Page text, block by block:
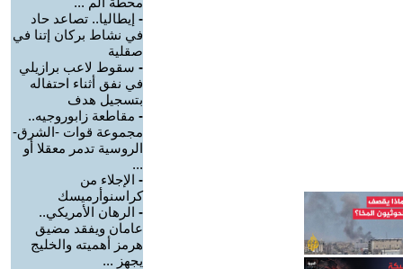
- إيطاليا.. تصاعد حاد
في نشاط بركان إتنا في
صقلية
- سقوط لاعب برازيلي
في نفق أثناء احتفاله
بتسجيل هدف
- مقاطعة زابوروجيه..
مجموعة قوات -الشرق-
الروسية تدمر معقلا أو
...
- الإجلاء من
كراسنوأرميسك
- الرهان الأمريكي..
عامان ويفقد مضيق
هرمز أهميته والخليج
يجهز ...